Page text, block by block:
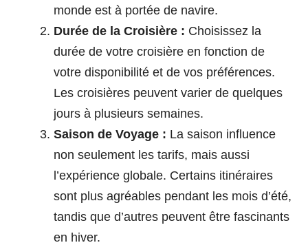
monde est à portée de navire.
Durée de la Croisière : Choisissez la
durée de votre croisière en fonction de
votre disponibilité et de vos préférences.
Les croisières peuvent varier de quelques
jours à plusieurs semaines.
Saison de Voyage : La saison influence
non seulement les tarifs, mais aussi
l’expérience globale. Certains itinéraires
sont plus agréables pendant les mois d’été,
tandis que d’autres peuvent être fascinants
en hiver.